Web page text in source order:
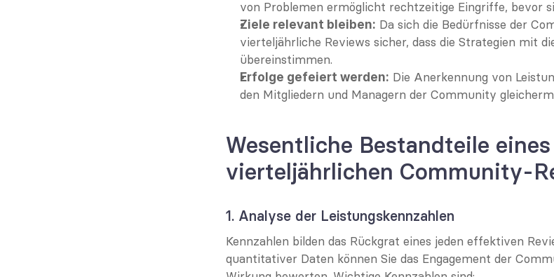
von Problemen ermöglicht rechtzeitige Eingriffe, bevor
Ziele relevant bleiben: Da sich die Bedürfnisse der
vierteljährliche Reviews sicher, dass die Strategien mit
übereinstimmen.
Erfolge gefeiert werden: Die Anerkennung von
den Mitgliedern und Managern der Community
Wesentliche Bestandteile eines
vierteljährlichen Community-
1. Analyse der Leistungskennzahlen
Kennzahlen bilden das Rückgrat eines jeden effektiven
quantitativer Daten können Sie das Engagement der